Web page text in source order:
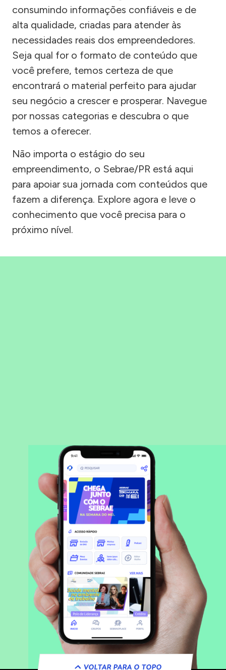
consumindo informações confiáveis e de
alta qualidade, criadas para atender às
necessidades reais dos empreendedores.
Seja qual for o formato de conteúdo que
você prefere, temos certeza de que
encontrará o material perfeito para ajudar
seu negócio a crescer e prosperar. Navegue
por nossas categorias e descubra o que
temos a oferecer.
Não importa o estágio do seu
empreendimento, o Sebrae/PR está aqui
para apoiar sua jornada com conteúdos que
fazem a diferença. Explore agora e leve o
conhecimento que você precisa para o
próximo nível.
VOLTAR PARA O TOPO